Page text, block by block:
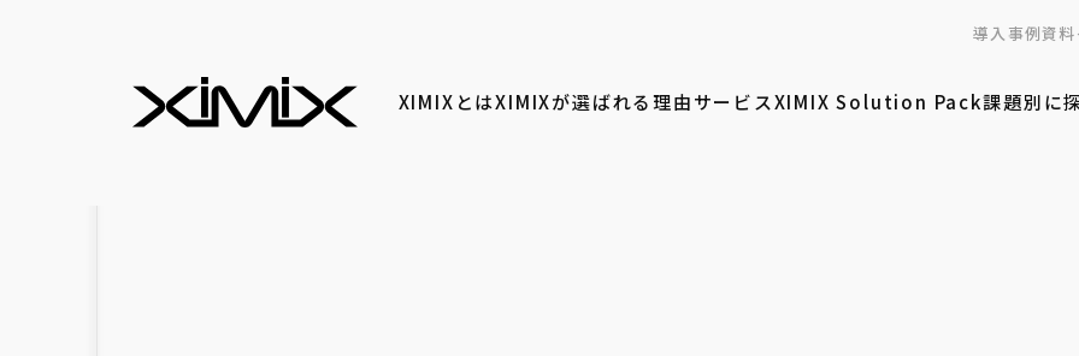
導入事例資
XIMIXとはXIMIXが選ばれる理由サービスXIMIX Solution Pack課題別に